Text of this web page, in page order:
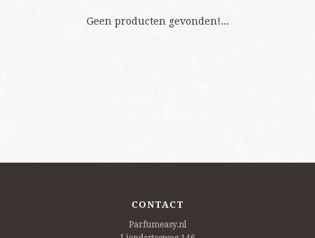
Geen producten gevonden!...
CONTACT
Parfumeasy.nl